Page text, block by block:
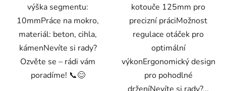
výška segmentu:
10mmPráce na mokro,
materiál: beton, cihla,
kámenNevíte si rady?
Ozvěte se – rádi vám
poradíme! 📞😊
kotouče 125mm pro
precizní práciMožnost
regulace otáček pro
optimální
výkonErgonomický design
pro pohodlné